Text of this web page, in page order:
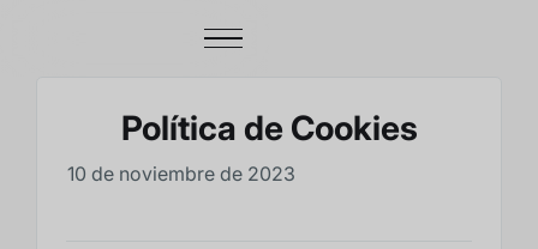
Política de Cookies
10 de noviembre de 2023